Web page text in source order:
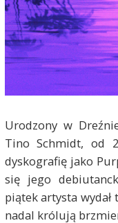
Urodzony w
Tino Schmidt, od
dyskografię jako
się jego
piątek artysta
nadal królują